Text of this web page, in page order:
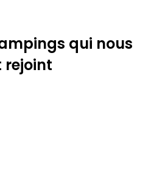
qui nous
rejoint